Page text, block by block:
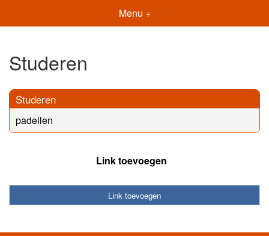
Menu +
Studeren
Studeren
padellen
Link toevoegen
Link toevoegen